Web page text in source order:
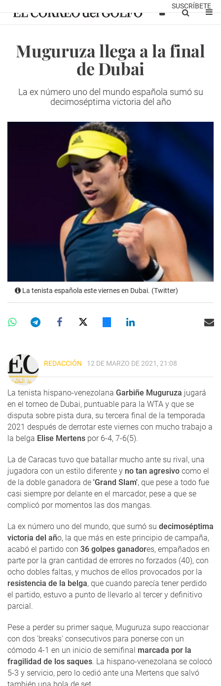
SUSCRÍBETE
Muguruza llega a la final
de Dubai
La ex número uno del mundo española sumó su
decimoséptima victoria del año
La tenista española este viernes en Dubai. (Twitter)
REDACCIÓN 12 DE MARZO DE 2021, 21:08
La tenista hispano-venezolana Garbiñe Muguruza jugará
en el torneo de Dubai, puntuable para la WTA y que se
disputa sobre pista dura, su tercera final de la temporada
2021 después de derrotar este viernes con mucho trabajo a
la belga Elise Mertens por 6-4, 7-6(5).
La de Caracas tuvo que batallar mucho ante su rival, una
jugadora con un estilo diferente y no tan agresivo como el
de la doble ganadora de 'Grand Slam', que pese a todo fue
casi siempre por delante en el marcador, pese a que se
complicó por momentos las dos mangas.
La ex número uno del mundo, que sumó su decimoséptima
victoria del año, la que más en este principio de campaña,
acabó el partido con 36 golpes ganadores, empañados en
parte por la gran cantidad de errores no forzados (40), con
ocho dobles faltas, y muchos de ellos provocados por la
resistencia de la belga, que cuando parecía tener perdido
el partido, estuvo a punto de llevarlo al tercer y definitivo
parcial.
Pese a perder su primer saque, Muguruza supo reaccionar
con dos 'breaks' consecutivos para ponerse con un
cómodo 4-1 en un inicio de semifinal marcada por la
fragilidad de los saques. La hispano-venezolana se colocó
5-3 y servicio, pero lo cedió ante una Mertens que salvó